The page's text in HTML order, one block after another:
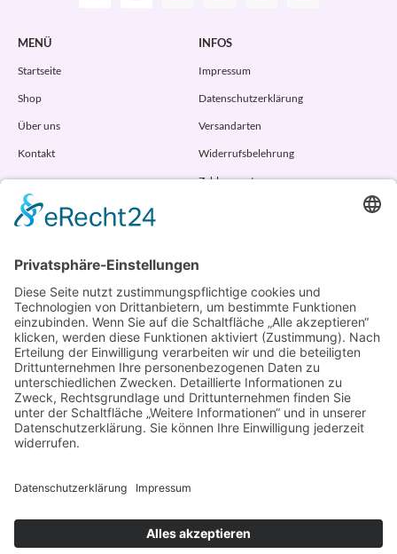
MENÜ
Startseite
Shop
Über uns
Kontakt
INFOS
Impressum
Datenschutzerklärung
Versandarten
Widerrufsbelehrung
Zahlungsarten
Randstr. 28
47804 Krefeld
+49 176 58266120
+49 176 58266120
+48 609 953 066
info@kotarek.com
Verpackungsregister LUCID: DE2926643562464